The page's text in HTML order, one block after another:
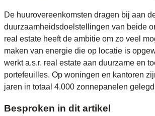
De huurovereenkomsten dragen bij aan
duurzaamheidsdoelstellingen van beide
real estate heeft de ambitie om zo veel
maken van energie die op locatie is
werkt a.s.r. real estate aan duurzame en
portefeuilles. Op woningen en kantoren
jaren in totaal 4.000 zonnepanelen
Besproken in dit artikel